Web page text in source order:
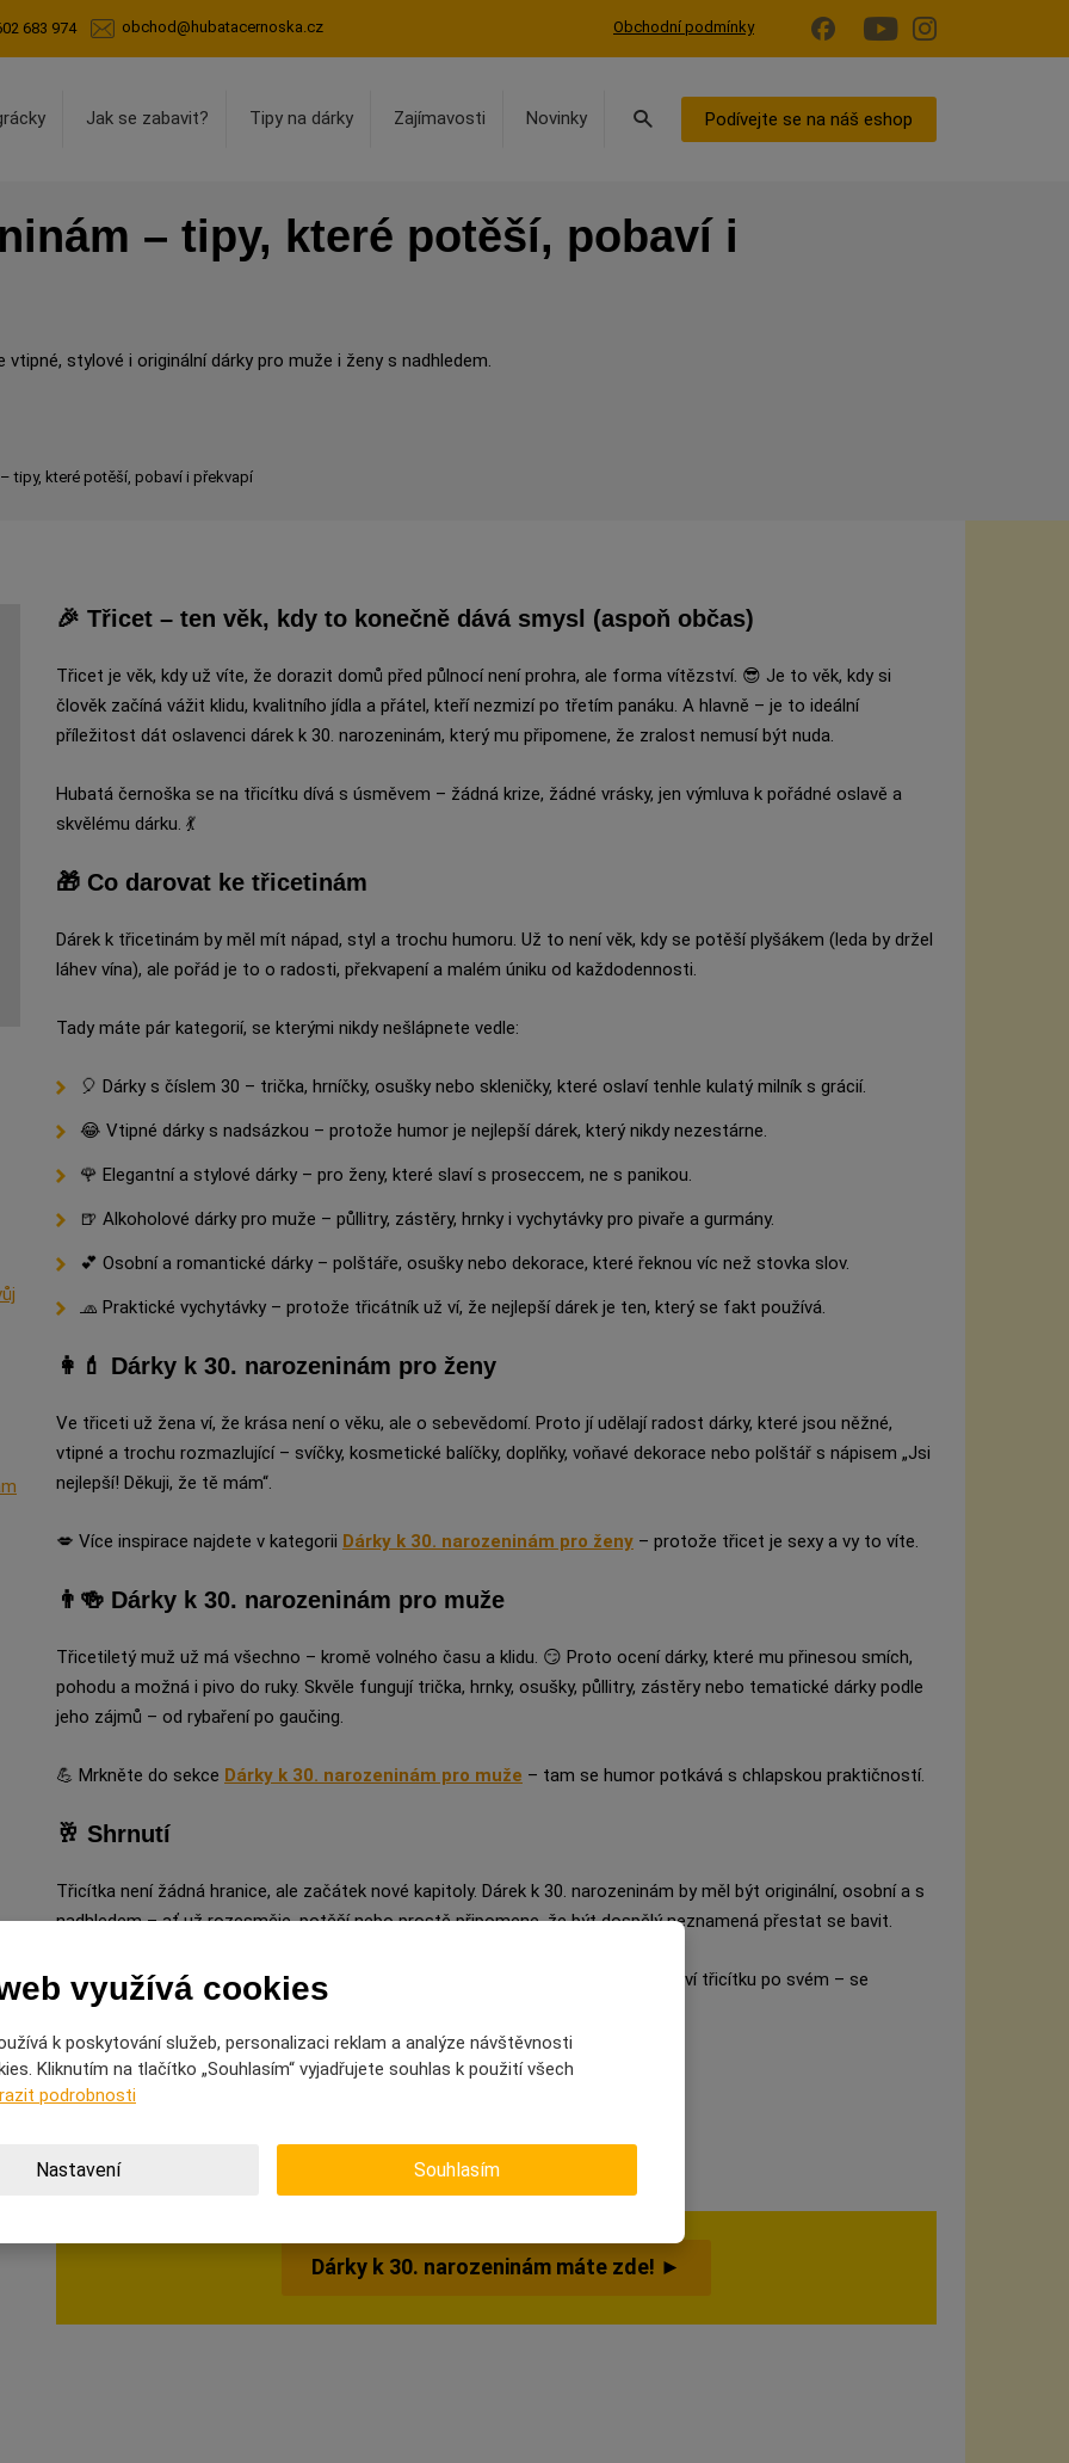
683 974 obchod@hubatacernoska.cz Obchodní podmínky
Jak se zabavit? Tipy na dárky Zajímavosti Novinky VyhledáváníPodívejte se na náš eshop
– tipy, které potěší, pobaví i
stylové i originální dárky pro muže i ženy s nadhledem.
tipy, které potěší, pobaví i překvapí
🎉 Třicet – ten věk, kdy to konečně dává smysl (aspoň občas)
Třicet je věk, kdy už víte, že dorazit domů před půlnocí není prohra, ale forma vítězství. 😎 Je to věk, kdy si
člověk začíná vážit klidu, kvalitního jídla a přátel, kteří nezmizí po třetím panáku. A hlavně – je to ideální
příležitost dát oslavenci dárek k 30. narozeninám, který mu připomene, že zralost nemusí být nuda.
Hubatá černoška se na třicítku dívá s úsměvem – žádná krize, žádné vrásky, jen výmluva k pořádné oslavě a
skvělému dárku. 💃
🎁 Co darovat ke třicetinám
Dárek k třicetinám by měl mít nápad, styl a trochu humoru. Už to není věk, kdy se potěší plyšákem (leda by držel
láhev vína), ale pořád je to o radosti, překvapení a malém úniku od každodennosti.
Tady máte pár kategorií, se kterými nikdy nešlápnete vedle:
🎈 Dárky s číslem 30 – trička, hrníčky, osušky nebo skleničky, které oslaví tenhle kulatý milník s grácií.
😂 Vtipné dárky s nadsázkou – protože humor je nejlepší dárek, který nikdy nezestárne.
🌹 Elegantní a stylové dárky – pro ženy, které slaví s proseccem, ne s panikou.
🍺 Alkoholové dárky pro muže – půllitry, zástěry, hrnky i vychytávky pro pivaře a gurmány.
💕 Osobní a romantické dárky – polštáře, osušky nebo dekorace, které řeknou víc než stovka slov.
🧢 Praktické vychytávky – protože třicátník už ví, že nejlepší dárek je ten, který se fakt používá.
👩💄 Dárky k 30. narozeninám pro ženy
Ve třiceti už žena ví, že krása není o věku, ale o sebevědomí. Proto jí udělají radost dárky, které jsou něžné,
vtipné a trochu rozmazlující – svíčky, kosmetické balíčky, doplňky, voňavé dekorace nebo polštář s nápisem „Jsi
nejlepší! Děkuji, že tě mám“.
💋 Více inspirace najdete v kategorii Dárky k 30. narozeninám pro ženy– protože třicet je sexy a vy to víte.
👨🍻 Dárky k 30. narozeninám pro muže
Třicetiletý muž už má všechno – kromě volného času a klidu. 😏 Proto ocení dárky, které mu přinesou smích,
pohodu a možná i pivo do ruky. Skvěle fungují trička, hrnky, osušky, půllitry, zástěry nebo tematické dárky podle
jeho zájmů – od rybaření po gaučing.
💪 Mrkněte do sekce Dárky k 30. narozeninám pro muže – tam se humor potkává s chlapskou praktičností.
🥂 Shrnutí
Třicítka není žádná hranice, ale začátek nové kapitoly. Dárek k 30. narozeninám by měl být originální, osobní a s
nadhledem – ať už rozesměje, potěší nebo prostě připomene, že být dospělý neznamená přestat se bavit.
Ať už vybíráte pro muže nebo ženu, u Hubaté černošky najdete dárky, které oslaví třicítku po svém – se
smíchem, stylem a pořádnou dávkou sebevědomí. 🎂✨
Dárky k 30. narozeninám máte zde! ►
využívá cookies
k poskytování služeb, personalizaci reklam a analýze návštěvnosti
Kliknutím na tlačítko „Souhlasím“ vyjadřujete souhlas k použití všech
podrobnosti
Nastavení Souhlasím